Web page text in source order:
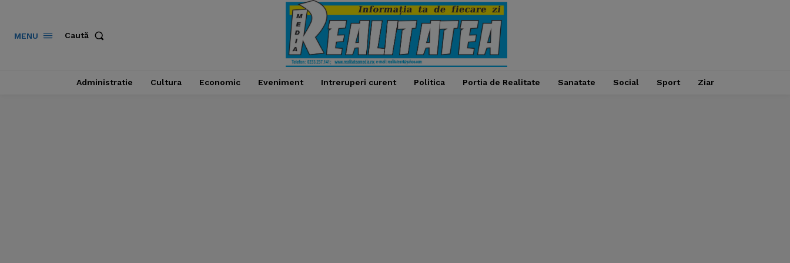
MENU Caută
Administratie Cultura Economic Eveniment Intreruperi curent Politica Portia de Realitate Sanatate Social Sport Ziar